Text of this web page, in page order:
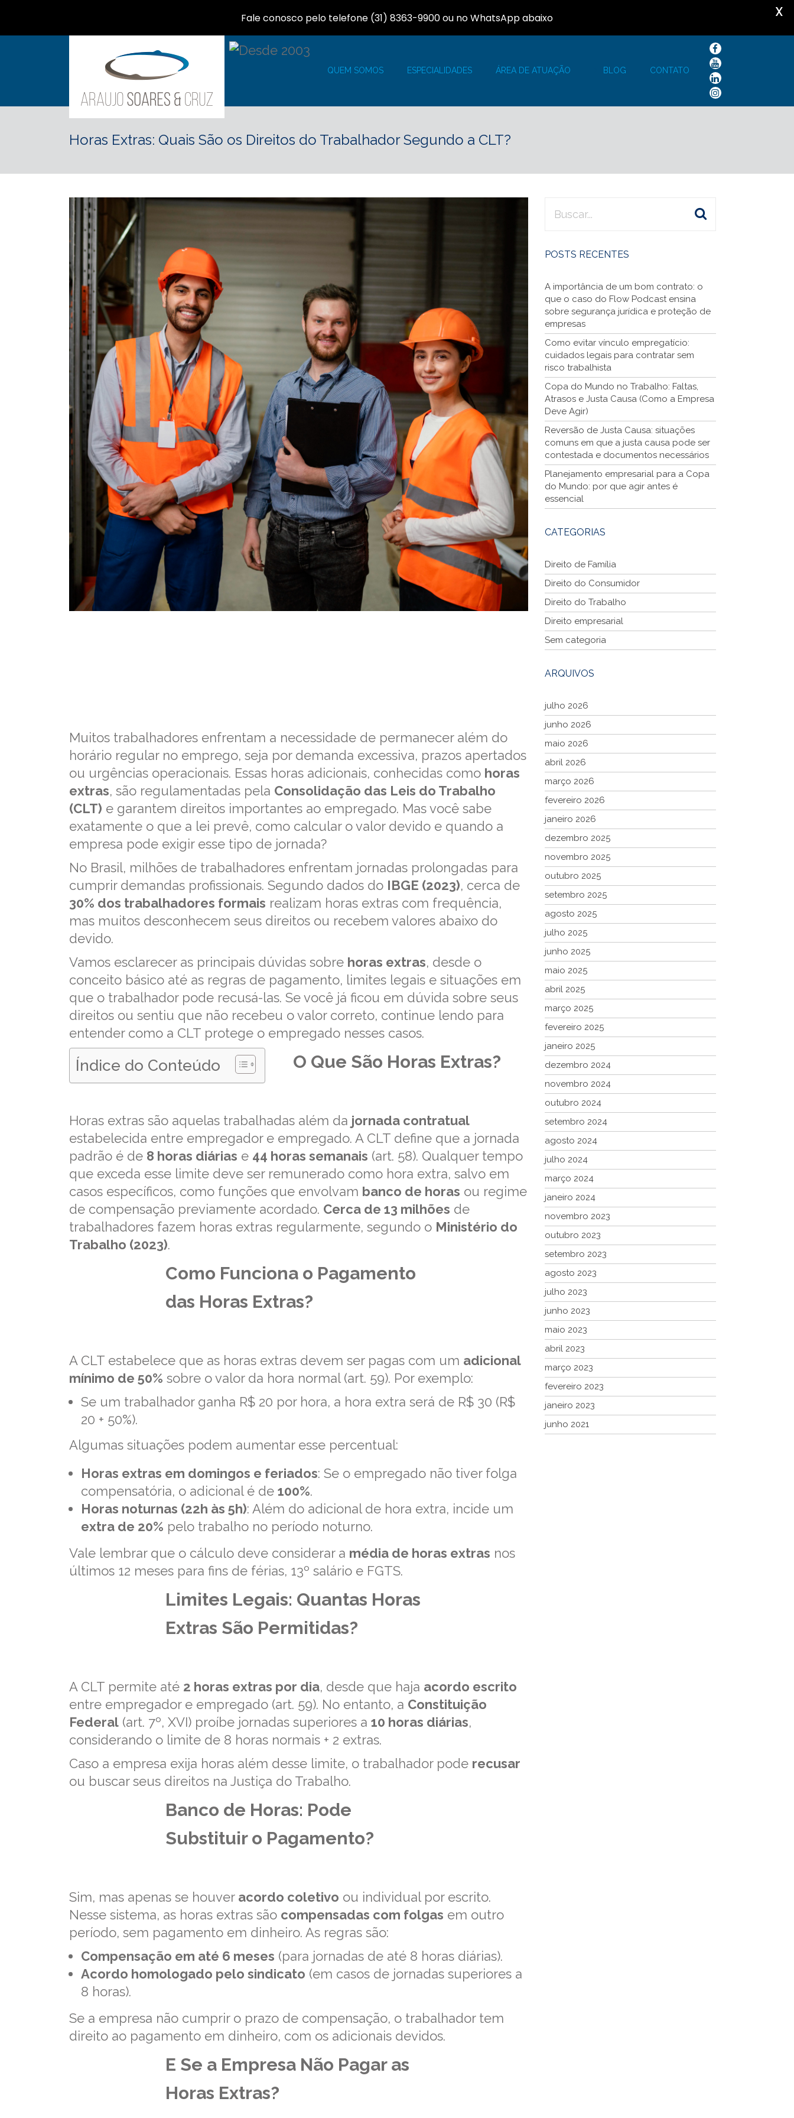
QUEM SOMOS ESPECIALIDADES ÁREA DE ATUAÇÃO BLOG CONTATO
Horas Extras: Quais São os Direitos do Trabalhador Segundo a CLT?
Muitos trabalhadores enfrentam a necessidade de permanecer além do
horário regular no emprego, seja por demanda excessiva, prazos apertados
ou urgências operacionais. Essas horas adicionais, conhecidas como horas
extras, são regulamentadas pela Consolidação das Leis do Trabalho
(CLT) e garantem direitos importantes ao empregado. Mas você sabe
exatamente o que a lei prevê, como calcular o valor devido e quando a
empresa pode exigir esse tipo de jornada?
No Brasil, milhões de trabalhadores enfrentam jornadas prolongadas para
cumprir demandas profissionais. Segundo dados do IBGE (2023), cerca de
30% dos trabalhadores formais realizam horas extras com frequência,
mas muitos desconhecem seus direitos ou recebem valores abaixo do
devido.
Vamos esclarecer as principais dúvidas sobre horas extras, desde o
conceito básico até as regras de pagamento, limites legais e situações em
que o trabalhador pode recusá-las. Se você já ficou em dúvida sobre seus
direitos ou sentiu que não recebeu o valor correto, continue lendo para
entender como a CLT protege o empregado nesses casos.
Índice do Conteúdo O Que São Horas Extras?
Horas extras são aquelas trabalhadas além da jornada contratual
estabelecida entre empregador e empregado. A CLT define que a jornada
padrão é de 8 horas diárias e 44 horas semanais (art. 58). Qualquer tempo
que exceda esse limite deve ser remunerado como hora extra, salvo em
casos específicos, como funções que envolvam banco de horas ou regime
de compensação previamente acordado. Cerca de 13 milhões de
trabalhadores fazem horas extras regularmente, segundo o Ministério do
Trabalho (2023).
Como Funciona o Pagamento
das Horas Extras?
A CLT estabelece que as horas extras devem ser pagas com um adicional
mínimo de 50% sobre o valor da hora normal (art. 59). Por exemplo:
Se um trabalhador ganha R$ 20 por hora, a hora extra será de R$ 30 (R$
20 + 50%).
Algumas situações podem aumentar esse percentual:
Horas extras em domingos e feriados: Se o empregado não tiver folga
compensatória, o adicional é de 100%.
Horas noturnas (22h às 5h): Além do adicional de hora extra, incide um
extra de 20% pelo trabalho no período noturno.
Vale lembrar que o cálculo deve considerar a média de horas extras nos
últimos 12 meses para fins de férias, 13º salário e FGTS.
Limites Legais: Quantas Horas
Extras São Permitidas?
A CLT permite até 2 horas extras por dia, desde que haja acordo escrito
entre empregador e empregado (art. 59). No entanto, a Constituição
Federal (art. 7º, XVI) proíbe jornadas superiores a 10 horas diárias,
considerando o limite de 8 horas normais + 2 extras.
Caso a empresa exija horas além desse limite, o trabalhador pode recusar
ou buscar seus direitos na Justiça do Trabalho.
Banco de Horas: Pode
Substituir o Pagamento?
Sim, mas apenas se houver acordo coletivo ou individual por escrito.
Nesse sistema, as horas extras são compensadas com folgas em outro
período, sem pagamento em dinheiro. As regras são:
Compensação em até 6 meses (para jornadas de até 8 horas diárias).
Acordo homologado pelo sindicato (em casos de jornadas superiores a
8 horas).
Se a empresa não cumprir o prazo de compensação, o trabalhador tem
direito ao pagamento em dinheiro, com os adicionais devidos.
E Se a Empresa Não Pagar as
Horas Extras?
POSTS RECENTES
A importância de um bom contrato: o
que o caso do Flow Podcast ensina
sobre segurança jurídica e proteção de
empresas
Como evitar vínculo empregatício:
cuidados legais para contratar sem
risco trabalhista
Copa do Mundo no Trabalho: Faltas,
Atrasos e Justa Causa (Como a Empresa
Deve Agir)
Reversão de Justa Causa: situações
comuns em que a justa causa pode ser
contestada e documentos necessários
Planejamento empresarial para a Copa
do Mundo: por que agir antes é
essencial
CATEGORIAS
Direito de Família
Direito do Consumidor
Direito do Trabalho
Direito empresarial
Sem categoria
ARQUIVOS
julho 2026
junho 2026
maio 2026
abril 2026
março 2026
fevereiro 2026
janeiro 2026
dezembro 2025
novembro 2025
outubro 2025
setembro 2025
agosto 2025
julho 2025
junho 2025
maio 2025
abril 2025
março 2025
fevereiro 2025
janeiro 2025
dezembro 2024
novembro 2024
outubro 2024
setembro 2024
agosto 2024
julho 2024
março 2024
janeiro 2024
novembro 2023
outubro 2023
setembro 2023
agosto 2023
julho 2023
junho 2023
maio 2023
abril 2023
março 2023
fevereiro 2023
janeiro 2023
junho 2021
Fale conosco pelo telefone (31) 8363-9900 ou no WhatsApp abaixo X